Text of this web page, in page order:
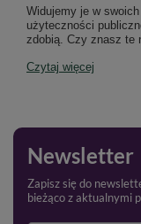
Widujemy je w
użyteczności
zdobią. Czy znasz te
Czytaj więcej
Newsletter
Zapisz się do
bieżąco z aktualnymi